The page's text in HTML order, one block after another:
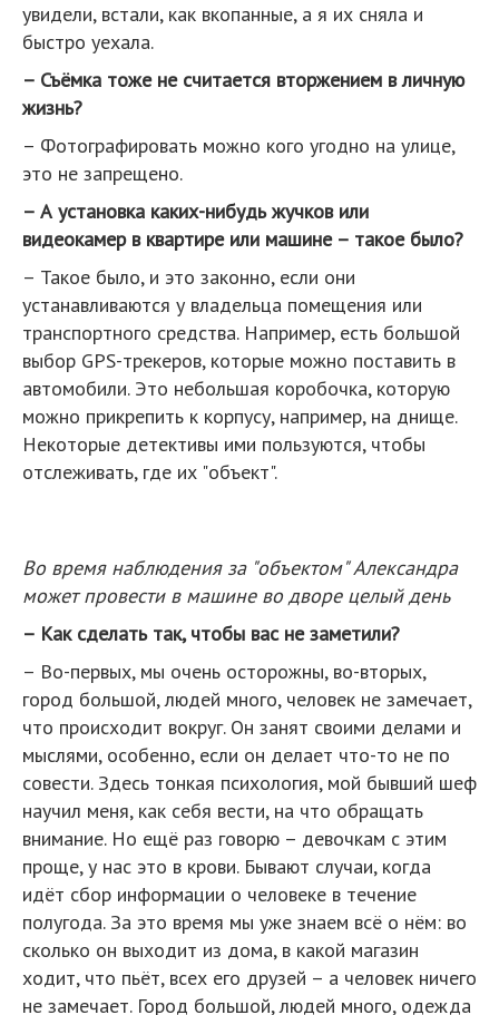
увидели, встали, как вкопанные, а я их сняла и
быстро уехала.
– Съёмка тоже не считается вторжением в личную
жизнь?
– Фотографировать можно кого угодно на улице,
это не запрещено.
– А установка каких-нибудь жучков или
видеокамер в квартире или машине – такое было?
– Такое было, и это законно, если они
устанавливаются у владельца помещения или
транспортного средства. Например, есть большой
выбор GPS-трекеров, которые можно поставить в
автомобили. Это небольшая коробочка, которую
можно прикрепить к корпусу, например, на днище.
Некоторые детективы ими пользуются, чтобы
отслеживать, где их "объект".
Во время наблюдения за "объектом" Александра
может провести в машине во дворе целый день
– Как сделать так, чтобы вас не заметили?
– Во-первых, мы очень осторожны, во-вторых,
город большой, людей много, человек не замечает,
что происходит вокруг. Он занят своими делами и
мыслями, особенно, если он делает что-то не по
совести. Здесь тонкая психология, мой бывший шеф
научил меня, как себя вести, на что обращать
внимание. Но ещё раз говорю – девочкам с этим
проще, у нас это в крови. Бывают случаи, когда
идёт сбор информации о человеке в течение
полугода. За это время мы уже знаем всё о нём: во
сколько он выходит из дома, в какой магазин
ходит, что пьёт, всех его друзей – а человек ничего
не замечает. Город большой, людей много, одежда